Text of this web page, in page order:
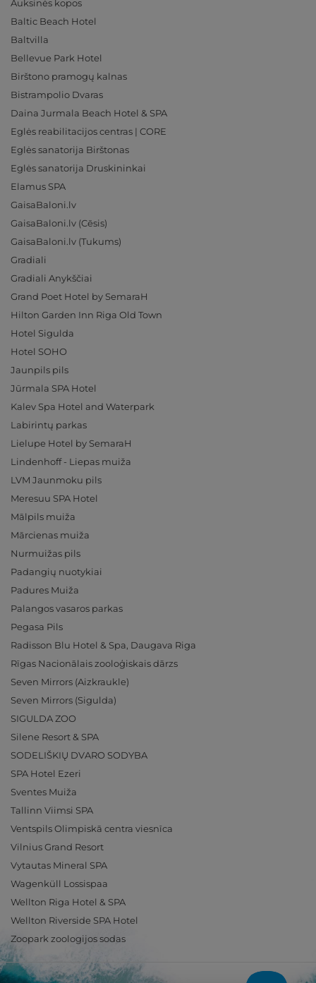
Auksinės kopos
Baltic Beach Hotel
Baltvilla
Bellevue Park Hotel
Birštono pramogų kalnas
Bistrampolio Dvaras
Daina Jurmala Beach Hotel & SPA
Eglės reabilitacijos centras | CORE
Eglės sanatorija Birštonas
Eglės sanatorija Druskininkai
Elamus SPA
GaisaBaloni.lv
GaisaBaloni.lv (Cēsis)
GaisaBaloni.lv (Tukums)
Gradiali
Gradiali Anykščiai
Grand Poet Hotel by SemaraH
Hilton Garden Inn Riga Old Town
Hotel Sigulda
Hotel SOHO
Jaunpils pils
Jūrmala SPA Hotel
Kalev Spa Hotel and Waterpark
Labirintų parkas
Lielupe Hotel by SemaraH
Lindenhoff - Liepas muiža
LVM Jaunmoku pils
Meresuu SPA Hotel
Mālpils muiža
Mārcienas muiža
Nurmuižas pils
Padangių nuotykiai
Padures Muiža
Palangos vasaros parkas
Pegasa Pils
Radisson Blu Hotel & Spa, Daugava Riga
Rīgas Nacionālais zooloģiskais dārzs
Seven Mirrors (Aizkraukle)
Seven Mirrors (Sigulda)
SIGULDA ZOO
Silene Resort & SPA
SODELIŠKIŲ DVARO SODYBA
SPA Hotel Ezeri
Sventes Muiža
Tallinn Viimsi SPA
Ventspils Olimpiskā centra viesnīca
Vilnius Grand Resort
Vytautas Mineral SPA
Wagenküll Lossispaa
Wellton Riga Hotel & SPA
Wellton Riverside SPA Hotel
Zoopark zoologijos sodas